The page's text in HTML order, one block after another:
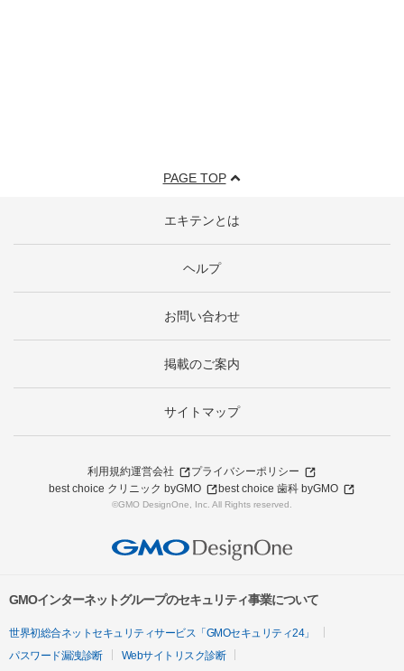
PAGE TOP
エキテンとは
ヘルプ
お問い合わせ
掲載のご案内
サイトマップ
利用規約運営会社
プライバシーポリシー
best choice クリニック byGMO
best choice 歯科 byGMO
©GMO DesignOne, Inc. All Rights reserved.
GMOインターネットグループのセキュリティ事業について
世界初総合ネットセキュリティサービス「GMOセキュリティ24」
パスワード漏洩診断
Webサイトリスク診断